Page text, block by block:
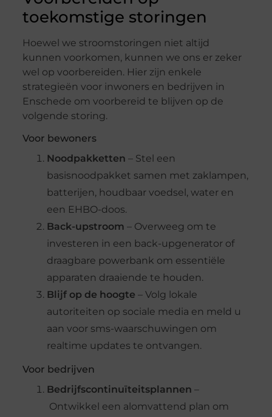
toekomstige storingen
Hoewel we stroomstoringen niet altijd
kunnen voorkomen, kunnen we ons er zeker
wel op voorbereiden. Hier zijn enkele
strategieën voor inwoners en bedrijven in
Enschede om voorbereid te blijven op de
volgende storing.
Voor bewoners
Noodpakketten – Stel een
basisnoodpakket samen met zaklampen,
batterijen, houdbaar voedsel, water en
een EHBO-doos.
Back-upstroom – Overweeg om te
investeren in een back-upgenerator of
draagbare powerbank om essentiële
apparaten draaiende te houden.
Blijf op de hoogte – Volg lokale
autoriteiten op sociale media en meld u
aan voor sms-waarschuwingen om
realtime updates te ontvangen.
Voor bedrijven
Bedrijfscontinuïteitsplannen –
Ontwikkel een alomvattend plan om